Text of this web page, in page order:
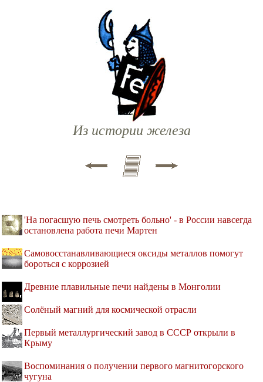
Из истории железа
'На погасшую печь смотреть больно' - в России навсегда
остановлена работа печи Мартен
Самовосстанавливающиеся оксиды металлов помогут
бороться с коррозией
Древние плавильные печи найдены в Монголии
Солёный магний для космической отрасли
Первый металлургический завод в СССР открыли в
Крыму
Воспоминания о получении первого магнитогорского
чугуна